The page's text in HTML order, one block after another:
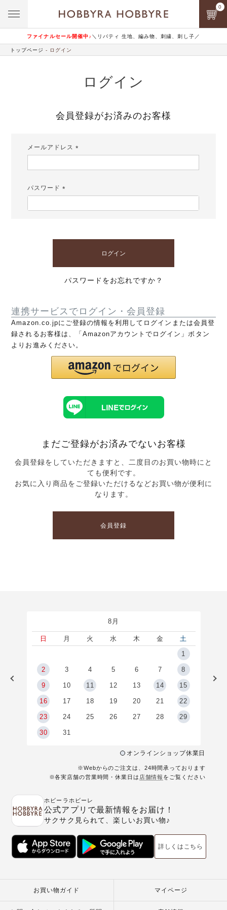
ファイナルセール開催中♪ ＼リバティ 生地、編み物、刺繍、刺し子／
0
トップページ ログイン
ログイン
会員登録がお済みのお客様
メールアドレス
パスワード
ログイン
パスワードをお忘れですか？
連携サービスでログイン・会員登録
Amazon.co.jpにご登録の情報を利用してログインまたは会員登
録されるお客様は、「Amazonアカウントでログイン」ボタン
よりお進みください。
まだご登録がお済みでないお客様
会員登録をしていただきますと、二度目のお買い物時にと
ても便利です。
お気に入り商品をご登録いただけるなどお買い物が便利に
なります。
会員登録
8月
日 月 火 水 木 金
土
1
2 3 4 5 6 7 8
9 10 11 12 13 14 15
16 17 18 19 20 21 22
23 24 25 26 27 28 29
30 31
オンラインショップ休業日
※Webからのご注文は、24時間承っております
※各実店舗の営業時間・休業日は 店舗情報 をご覧ください
ホビーラホビーレ
公式アプリで最新情報をお届け！
サクサク見られて、楽しいお買い物♪
詳しくはこちら
お買い物ガイド マイページ